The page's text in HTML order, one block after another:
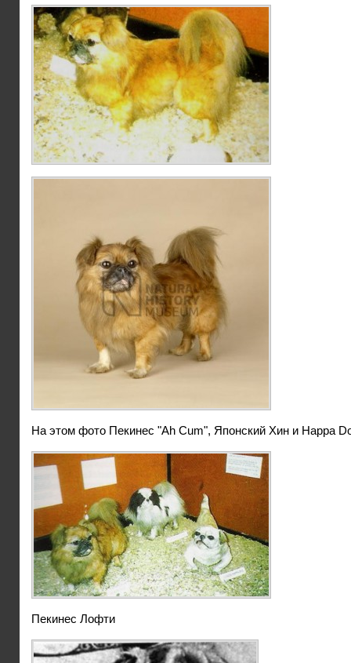
На этом фото Пекинес "Ah Cum", Японский Хин и Happa
Пекинес Лофти